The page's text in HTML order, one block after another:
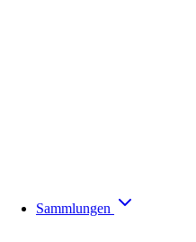
Sammlungen